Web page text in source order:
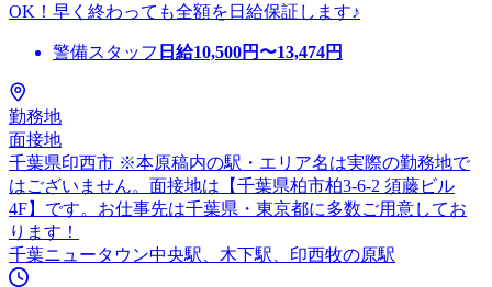
OK！早く終わっても全額を日給保証します♪
警備スタッフ 日給10,500円〜13,474円
勤務地
面接地
千葉県印西市 ※本原稿内の駅・エリア名は実際の勤務地で
はございません。面接地は【千葉県柏市柏3-6-2 須藤ビル
4F】です。お仕事先は千葉県・東京都に多数ご用意してお
ります！
千葉ニュータウン中央駅、木下駅、印西牧の原駅